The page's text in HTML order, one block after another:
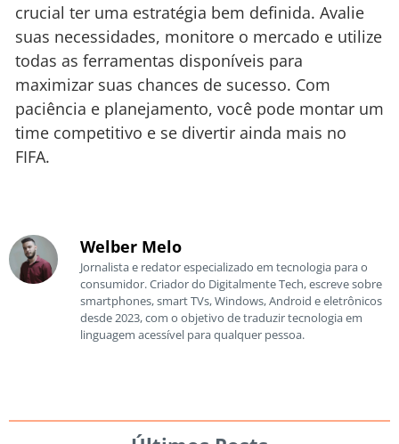
crucial ter uma estratégia bem definida. Avalie
suas necessidades, monitore o mercado e utilize
todas as ferramentas disponíveis para
maximizar suas chances de sucesso. Com
paciência e planejamento, você pode montar um
time competitivo e se divertir ainda mais no
FIFA.
Welber Melo
Jornalista e redator especializado em tecnologia para o
consumidor. Criador do Digitalmente Tech, escreve sobre
smartphones, smart TVs, Windows, Android e eletrônicos
desde 2023, com o objetivo de traduzir tecnologia em
linguagem acessível para qualquer pessoa.